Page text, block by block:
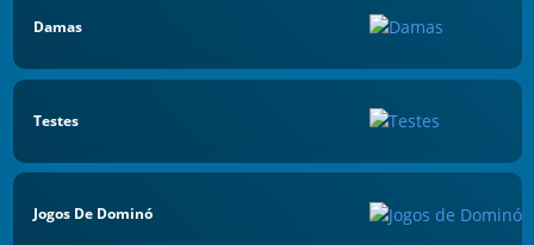
Damas
Testes
Jogos De Dominó